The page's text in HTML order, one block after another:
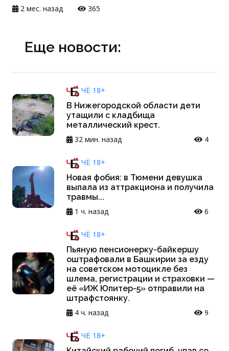
2 мес. назад
365
Еще новости:
ЧЁ 18+
В Нижегородской области дети
утащили с кладбища
металлический крест.
32 мин. назад
4
ЧЁ 18+
Новая фобия: в Тюмени девушка
выпала из аттракциона и получила
травмы...
1 ч. назад
6
ЧЁ 18+
Пьяную пенсионерку-байкершу
оштрафовали в Башкирии за езду
на советском мотоцикле без
шлема, регистрации и страховки —
её «ИЖ Юпитер-5» отправили на
штрафстоянку.
4 ч. назад
9
ЧЁ 18+